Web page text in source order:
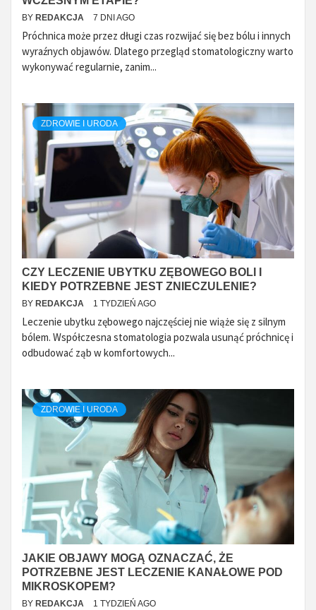
BY REDAKCJA 7 DNI AGO
Próchnica może przez długi czas rozwijać się bez bólu i innych
wyraźnych objawów. Dlatego przegląd stomatologiczny warto
wykonywać regularnie, zanim...
ZDROWIE I URODA
CZY LECZENIE UBYTKU ZĘBOWEGO BOLI I
KIEDY POTRZEBNE JEST ZNIECZULENIE?
BY REDAKCJA 1 TYDZIEŃ AGO
Leczenie ubytku zębowego najczęściej nie wiąże się z silnym
bólem. Współczesna stomatologia pozwala usunąć próchnicę i
odbudować ząb w komfortowych...
ZDROWIE I URODA
JAKIE OBJAWY MOGĄ OZNACZAĆ, ŻE
POTRZEBNE JEST LECZENIE KANAŁOWE POD
MIKROSKOPEM?
BY REDAKCJA 1 TYDZIEŃ AGO